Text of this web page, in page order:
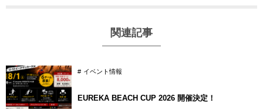
関連記事
イベント情報
EUREKA BEACH CUP 2026 開催決定！